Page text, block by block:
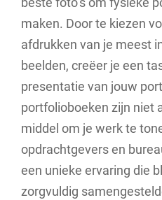
maken. Door te kiezen
afdrukken van je meest
beelden, creëer je een
presentatie van jouw
portfolioboeken zijn niet
middel om je werk te
opdrachtgevers en
een unieke ervaring die
zorgvuldig